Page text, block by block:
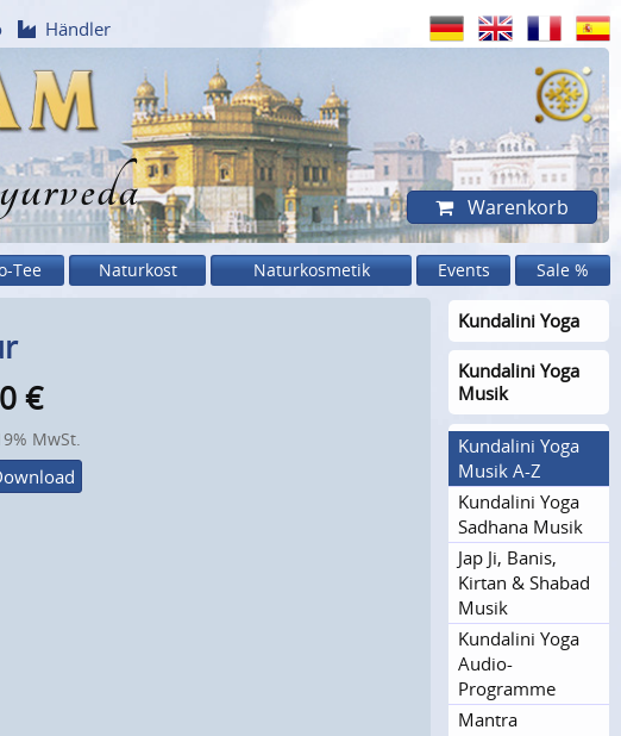
Händler
Warenkorb
Tee Naturkost Naturkosmetik Events Sale %
€
MwSt.
Kundalini Yoga
Kundalini Yoga
Musik
Kundalini Yoga
Musik A-Z
Kundalini Yoga
Sadhana Musik
Jap Ji, Banis,
Kirtan & Shabad
Musik
Kundalini Yoga
Audio-
Programme
Mantra